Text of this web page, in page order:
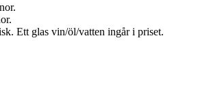
Ett glas vin/öl/vatten ingår i priset.